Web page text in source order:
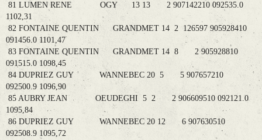
81 LUMEN RENE OGY 13 13 2 907142210 092535.0
1102,31
82 FONTAINE QUENTIN GRANDMET 14 2 126597 905928410
091456.0 1101,47
83 FONTAINE QUENTIN GRANDMET 14 8 2 905928810
091515.0 1098,45
84 DUPRIEZ GUY WANNEBEC 20 5 5 907657210
092500.9 1096,90
85 AUBRY JEAN OEUDEGHI 5 2 2 906609510 092121.0
1095,84
86 DUPRIEZ GUY WANNEBEC 20 12 6 907630510
092508.9 1095,72